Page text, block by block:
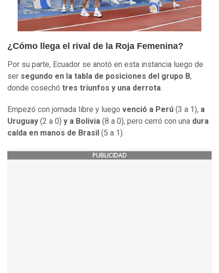
¿Cómo llega el rival de la Roja Femenina?
Por su parte, Ecuador se anotó en esta instancia luego de
ser segundo en la tabla de posiciones del grupo B,
donde cosechó tres triunfos y una derrota.
Empezó con jornada libre y luego venció a Perú (3 a 1), a
Uruguay (2 a 0) y a Bolivia (8 a 0), pero cerró con una dura
caída en manos de Brasil (5 a 1).
PUBLICIDAD